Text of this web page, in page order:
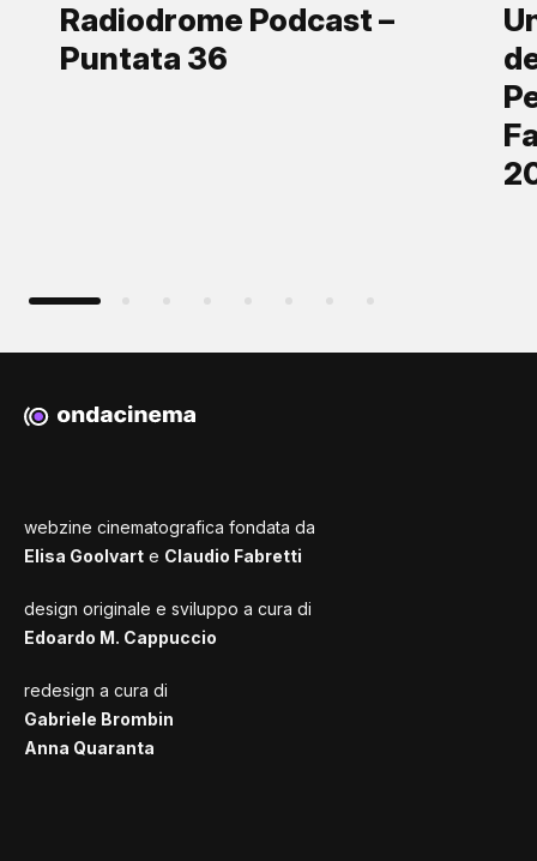
Radiodrome Podcast –
Puntata 36
webzine cinematografica fondata da
Elisa Goolvart e Claudio Fabretti
design originale e sviluppo a cura di
Edoardo M. Cappuccio
redesign a cura di
Gabriele Brombin
Anna Quaranta